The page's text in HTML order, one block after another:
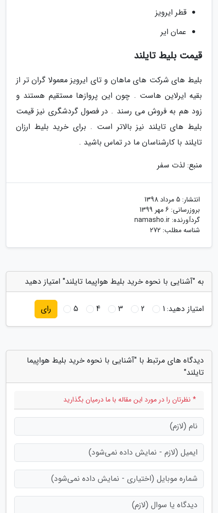
قطر ایرویز
عمان ایر
قیمت بلیط تایلند
بلیط های شرکت های ماهان و تای ایرویز معمولا گران تر از
بقیه ایرلاین هاست . چون این پروازها مستقیم هستند و
زود هم به فروش می رسند . در فصول گردشگری نیز قیمت
بلیط های تایلند نیز بالاتر است . برای خرید بلیط ارزان
تایلند با کارشناسان ما در تماس باشید .
منبع: لذت سفر
انتشار: 5 مرداد 1398
بروزرسانی: 6 مهر 1399
گردآورنده: namasho.ir
شناسه مطلب: 272
به "آشنایی با نحوه خرید بلیط هواپیما تایلند" امتیاز دهید
امتیاز دهید:1
2
3
4
5 رای
دیدگاه های مرتبط با "آشنایی با نحوه خرید بلیط هواپیما
تایلند"
* نظرتان را در مورد این مقاله با ما درمیان بگذارید